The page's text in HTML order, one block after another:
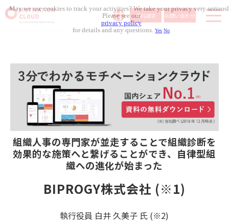
資料請求 お問い合わせ
料金体系
無料セミナー
お役立ち資料
コラム記事
組織人事メディア
組織人事の専門家が並走することで組織診断を
効果的な施策へと繋げることができ、 自律型組
織への進化が始まった
BIPROGY株式会社 (※1)
執行役員 白井 久美子 氏 (※2)
May we use cookies to track your activities? We take your privacy very
Please see our
privacy policy
for details and any questions.Yes No